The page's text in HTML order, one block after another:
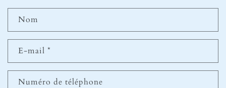
r
u
Nom
E-mail *
Numéro de téléphone